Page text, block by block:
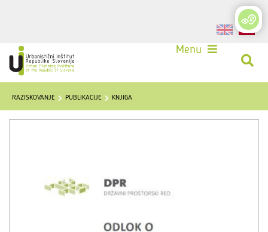
Login
Menu
RAZISKOVANJE PUBLIKACIJE KNJIGA